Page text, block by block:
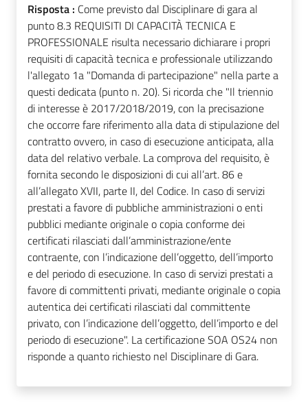
Risposta : Come previsto dal Disciplinare di gara al
punto 8.3 REQUISITI DI CAPACITÀ TECNICA E
PROFESSIONALE risulta necessario dichiarare i propri
requisiti di capacità tecnica e professionale utilizzando
l'allegato 1a "Domanda di partecipazione" nella parte a
questi dedicata (punto n. 20). Si ricorda che "Il triennio
di interesse è 2017/2018/2019, con la precisazione
che occorre fare riferimento alla data di stipulazione del
contratto ovvero, in caso di esecuzione anticipata, alla
data del relativo verbale. La comprova del requisito, è
fornita secondo le disposizioni di cui all’art. 86 e
all’allegato XVII, parte II, del Codice. In caso di servizi
prestati a favore di pubbliche amministrazioni o enti
pubblici mediante originale o copia conforme dei
certificati rilasciati dall’amministrazione/ente
contraente, con l’indicazione dell’oggetto, dell’importo
e del periodo di esecuzione. In caso di servizi prestati a
favore di committenti privati, mediante originale o copia
autentica dei certificati rilasciati dal committente
privato, con l’indicazione dell’oggetto, dell’importo e del
periodo di esecuzione". La certificazione SOA OS24 non
risponde a quanto richiesto nel Disciplinare di Gara.